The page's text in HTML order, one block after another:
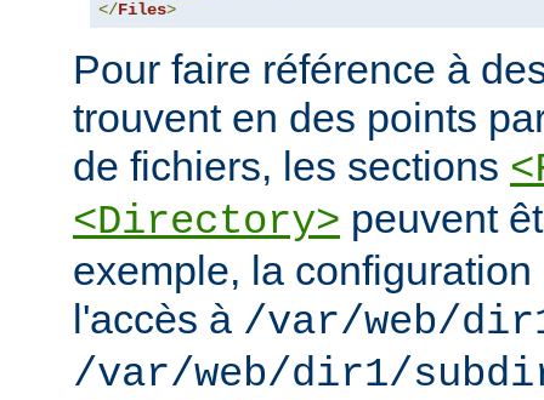
</Files>
Pour faire référence à
trouvent en des points
de fichiers, les sections
<Directory> peuvent
exemple, la
l'accès à /var/web/
/var/web/dir1/